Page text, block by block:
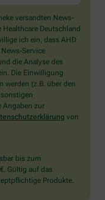
versandten News-
Healthcare Deutschland
ich ein, dass AHD
Service
die Analyse des
Die Einwilligung
werden (z.B. über den
Angaben zur
von
bis zum
Gültig auf das
Produkte.